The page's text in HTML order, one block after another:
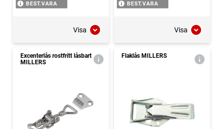
BEST.VARA
Visa
BEST.VARA
Visa
Excenterlås rostfritt låsbart
MILLERS
Flaklås MILLERS